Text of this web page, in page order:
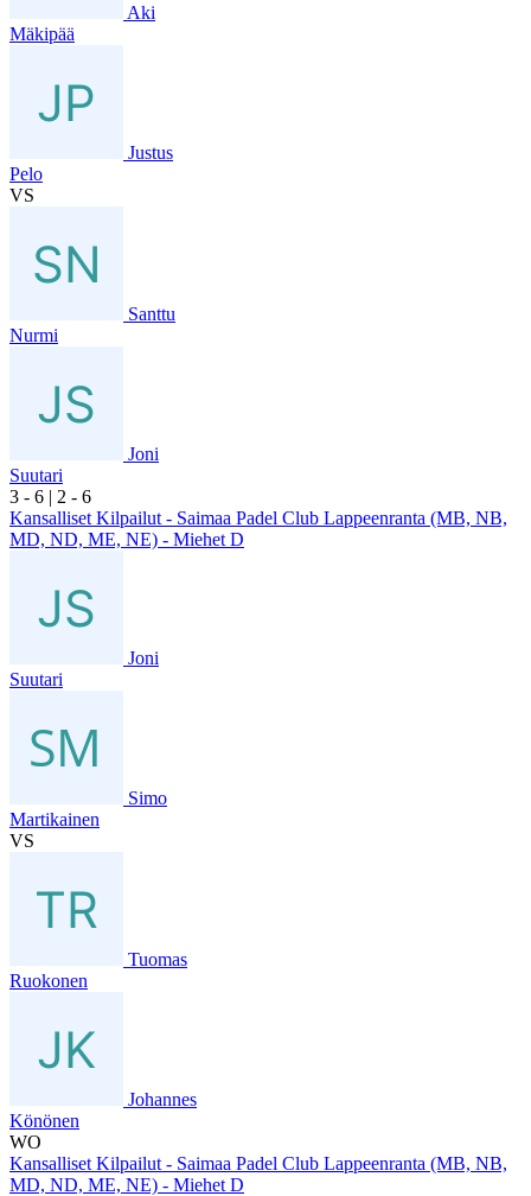
Aki
Mäkipää
Justus
Pelo
VS
Santtu
Nurmi
Joni
Suutari
3 - 6 | 2 - 6
Kansalliset Kilpailut - Saimaa Padel Club Lappeenranta (MB, NB,
MD, ND, ME, NE) - Miehet D
Joni
Suutari
Simo
Martikainen
VS
Tuomas
Ruokonen
Johannes
Könönen
WO
Kansalliset Kilpailut - Saimaa Padel Club Lappeenranta (MB, NB,
MD, ND, ME, NE) - Miehet D